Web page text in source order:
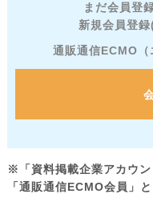
まだ会員登
新規会員登録
通販通信ECMO
※「資料掲載企業アカウ
「通販通信ECMO会員」